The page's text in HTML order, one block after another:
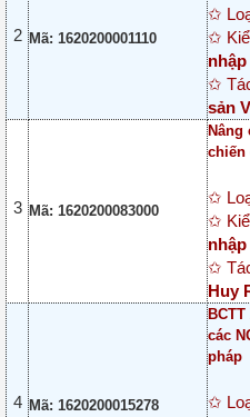
2 Mã: 1620200001110
✩
✩
nhập
✩
sản
3 Mã: 1620200083000
chiến
✩
✩
nhập
✩
Huy
4 Mã: 1620200015278
các
pháp
✩